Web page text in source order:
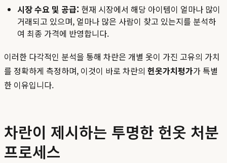
시장 수요 및 공급: 현재 시장에서 해당 아이템이 얼마나 많이
거래되고 있으며, 얼마나 많은 사람이 찾고 있는지를 분석하
여 최종 가격에 반영합니다.
이러한 다각적인 분석을 통해 차란은 개별 옷이 가진 고유의 가치
를 정확하게 측정하며, 이것이 바로 차란의 헌옷가치평가가 특별
한 이유입니다.
차란이 제시하는 투명한 헌옷 처분
프로세스